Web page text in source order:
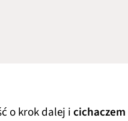
o krok dalej icichaczem